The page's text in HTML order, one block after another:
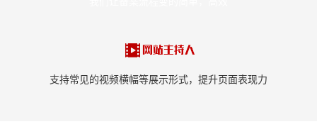
支持常见的视频横幅等展示形式，提升页面表现力